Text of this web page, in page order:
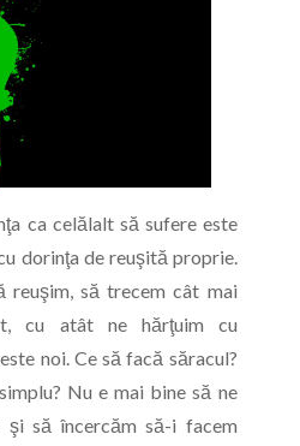
ca celălalt să sufere este
dorinţa de reuşită proprie.
reuşim, să trecem cât mai
cu atât ne hărţuim cu
noi. Ce să facă săracul?
Nu e mai bine să ne
să încercăm să-i facem